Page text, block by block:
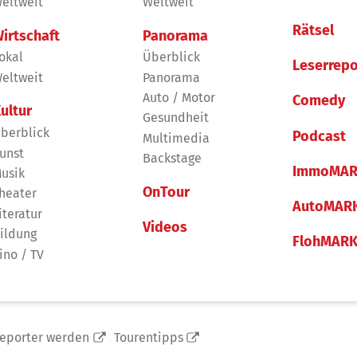
/ TV
Panorama
Überblick
Panorama
Auto / Motor
Gesundheit
Multimedia
Backstage
OnTour
Videos
Rätsel
Comedy
Podcast
werden Tourentipps